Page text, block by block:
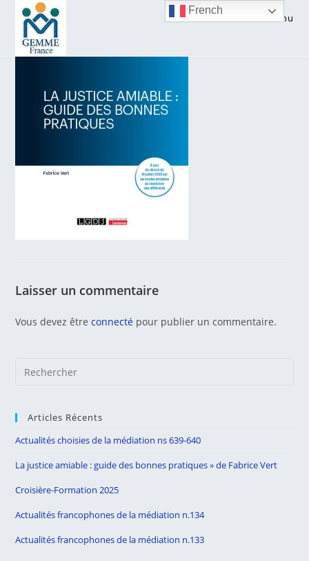
content
Menu
Laisser un commentaire
Vous devez êtreconnecté pour publier un commentaire.
Articles Récents
Actualités choisies de la médiation ns 639-640
La justice amiable : guide des bonnes pratiques » de Fabrice Vert
Croisière-Formation 2025
Actualités francophones de la médiation n.134
Actualités francophones de la médiation n.133
French